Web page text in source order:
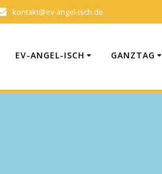
kontakt@ev-angel-isch.de
EV-ANGEL-ISCH GANZTAG